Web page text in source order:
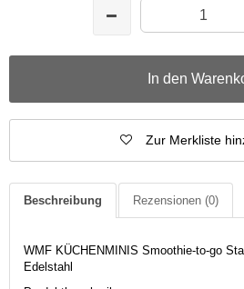
In den
Zur Merkliste
Beschreibung Rezensionen (0)
WMF KÜCHENMINIS Smoothie-to-go
Edelstahl